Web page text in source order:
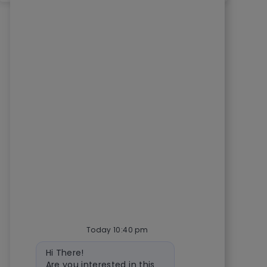
Today 10:40 pm
Bot message
Hi There!
Are you interested in this